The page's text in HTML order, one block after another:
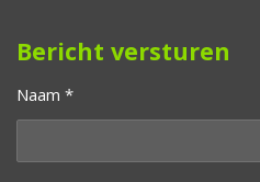
Bericht versturen
Naam *